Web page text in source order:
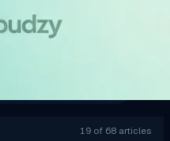
19 of 68 articles